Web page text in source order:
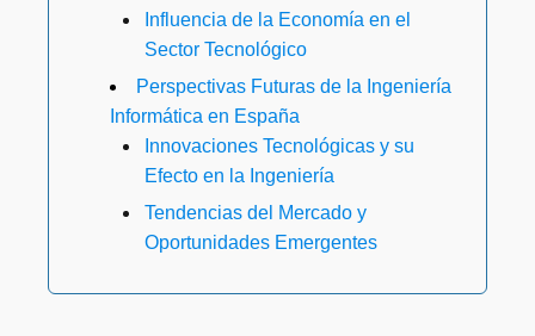
Influencia de la Economía en el
Sector Tecnológico
Perspectivas Futuras de la Ingeniería
Informática en España
Innovaciones Tecnológicas y su
Efecto en la Ingeniería
Tendencias del Mercado y
Oportunidades Emergentes